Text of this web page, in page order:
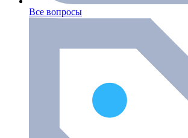
Все вопросы